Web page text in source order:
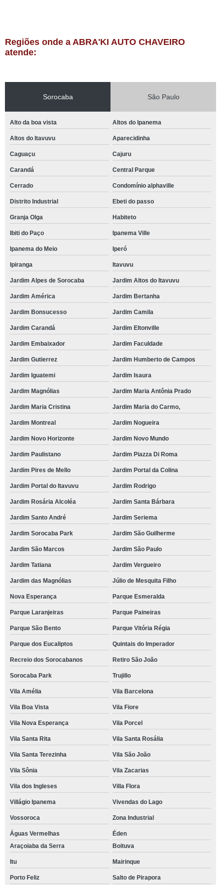
Regiões onde a ABRA'KI AUTO CHAVEIRO
atende:
Sorocaba São Paulo
Alto da boa vista Altos do Ipanema
Altos do Itavuvu Aparecidinha
Caguaçu Cajuru
Carandá Central Parque
Cerrado Condomínio alphaville
Distrito Industrial Ebeti do passo
Granja Olga Habiteto
Ibiti do Paço Ipanema Ville
Ipanema do Meio Iperó
Ipiranga Itavuvu
Jardim Alpes de Sorocaba Jardim Altos do Itavuvu
Jardim América Jardim Bertanha
Jardim Bonsucesso Jardim Camila
Jardim Carandá Jardim Eltonville
Jardim Embaixador Jardim Faculdade
Jardim Gutierrez Jardim Humberto de Campos
Jardim Iguatemi Jardim Isaura
Jardim Magnólias Jardim Maria Antônia Prado
Jardim Maria Cristina Jardim Maria do Carmo,
Jardim Montreal Jardim Nogueira
Jardim Novo Horizonte Jardim Novo Mundo
Jardim Paulistano Jardim Piazza Di Roma
Jardim Pires de Mello Jardim Portal da Colina
Jardim Portal do Itavuvu Jardim Rodrigo
Jardim Rosária Alcoléa Jardim Santa Bárbara
Jardim Santo André Jardim Seriema
Jardim Sorocaba Park Jardim São Guilherme
Jardim São Marcos Jardim São Paulo
Jardim Tatiana Jardim Vergueiro
Jardim das Magnólias Júlio de Mesquita Filho
Nova Esperança Parque Esmeralda
Parque Laranjeiras Parque Paineiras
Parque São Bento Parque Vitória Régia
Parque dos Eucaliptos Quintais do Imperador
Recreio dos Sorocabanos Retiro São João
Sorocaba Park Trujillo
Vila Amélia Vila Barcelona
Vila Boa Vista Vila Fiore
Vila Nova Esperança Vila Porcel
Vila Santa Rita Vila Santa Rosália
Vila Santa Terezinha Vila São João
Vila Sônia Vila Zacarias
Vila dos Ingleses Villa Flora
Villágio Ipanema Vivendas do Lago
Vossoroca Zona Industrial
Águas Vermelhas
Éden
Araçoiaba da Serra
Boituva
Itu Mairinque
Porto Feliz Salto de Pirapora